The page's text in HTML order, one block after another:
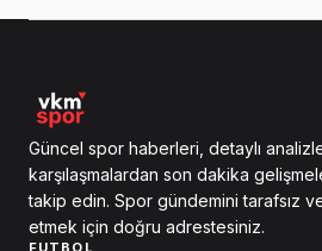
Güncel spor haberleri, detaylı
karşılaşmalardan son dakika
takip edin. Spor gündemini tarafsız
etmek için doğru adrestesiniz.
FUTBOL